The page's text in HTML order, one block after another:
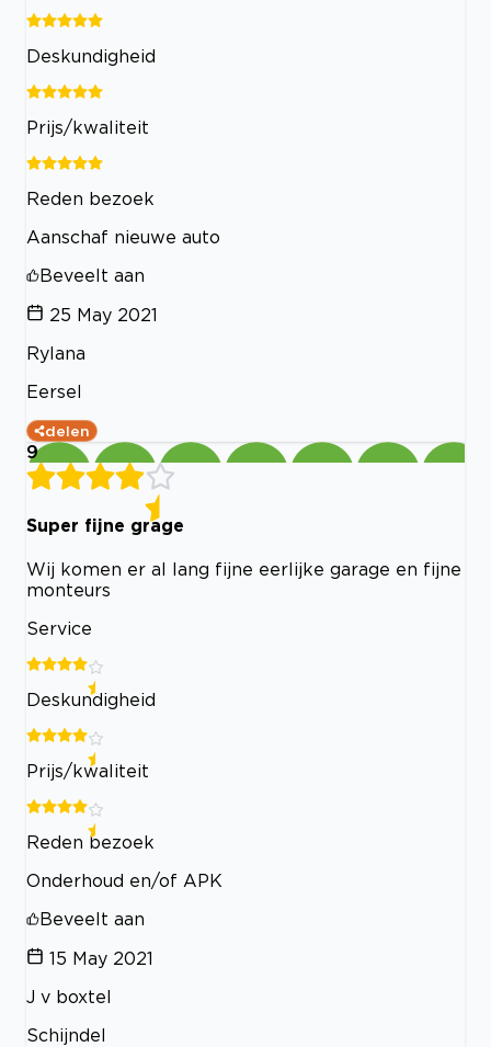
Deskundigheid
Prijs/kwaliteit
Reden bezoek
Aanschaf nieuwe auto
Beveelt aan
25 May 2021
Rylana
Eersel
delen
9
Super fijne grage
Wij komen er al lang fijne eerlijke garage en fijne
monteurs
Service
Deskundigheid
Prijs/kwaliteit
Reden bezoek
Onderhoud en/of APK
Beveelt aan
15 May 2021
J v boxtel
Schijndel